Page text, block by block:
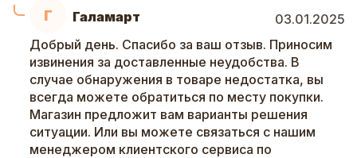
Г Галамарт
03.01.2025
Добрый день. Спасибо за ваш отзыв. Приносим
извинения за доставленные неудобства. В
случае обнаружения в товаре недостатка, вы
всегда можете обратиться по месту покупки.
Магазин предложит вам варианты решения
ситуации. Или вы можете связаться с нашим
менеджером клиентского сервиса по